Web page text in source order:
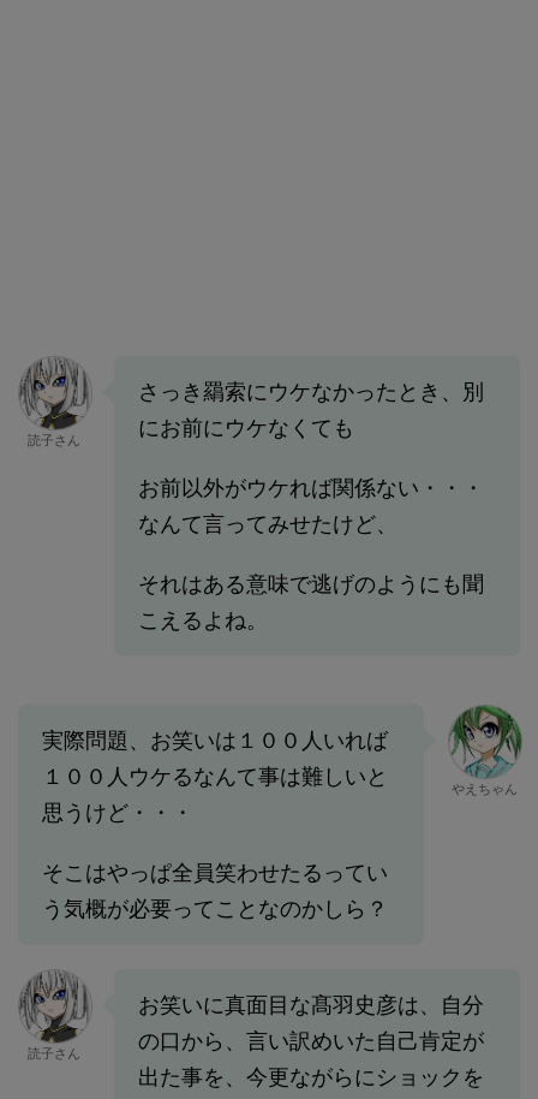
読子さん
さっき羂索にウケなかったとき、別
にお前にウケなくても
お前以外がウケれば関係ない・・・
なんて言ってみせたけど、
それはある意味で逃げのようにも聞
こえるよね。
実際問題、お笑いは１００人いれば
１００人ウケるなんて事は難しいと
思うけど・・・
そこはやっぱ全員笑わせたるってい
う気概が必要ってことなのかしら？
やえちゃん
読子さん
お笑いに真面目な髙羽史彦は、自分
の口から、言い訳めいた自己肯定が
出た事を、今更ながらにショックを